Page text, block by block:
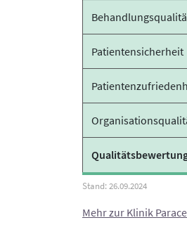
Patientensicherheit
Mehr zur Klinik